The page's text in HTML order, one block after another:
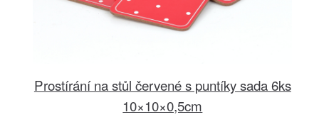
Prostírání na stůl červené s puntíky sada 6ks
10×10×0,5cm